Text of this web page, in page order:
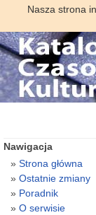
Nasza strona
Nawigacja
Strona główna
Ostatnie zmiany
Poradnik
O serwisie